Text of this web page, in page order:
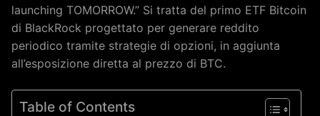
launching TOMORROW.” Si tratta del primo ETF Bitcoin
di BlackRock progettato per generare reddito
periodico tramite strategie di opzioni, in aggiunta
all’esposizione diretta al prezzo di BTC.
Table of Contents